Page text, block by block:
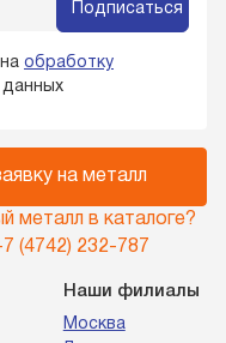
Наши филиалы
Москва
Подписаться
обработку
данных
на металл
металл в каталоге?
(4742) 232-787